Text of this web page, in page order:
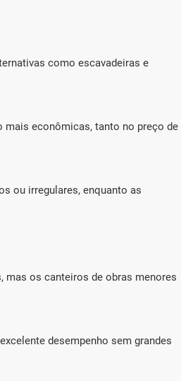
como escavadeiras e
mais econômicas, tanto no preço de
ou irregulares, enquanto as
mas os canteiros de obras menores
desempenho sem grandes